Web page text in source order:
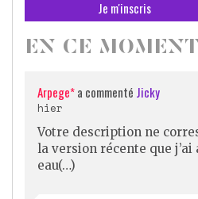
EN CE MOMENT
Arpege*a commenté Jicky
hier
Votre description ne
la version récente que j’ai
eau(…)